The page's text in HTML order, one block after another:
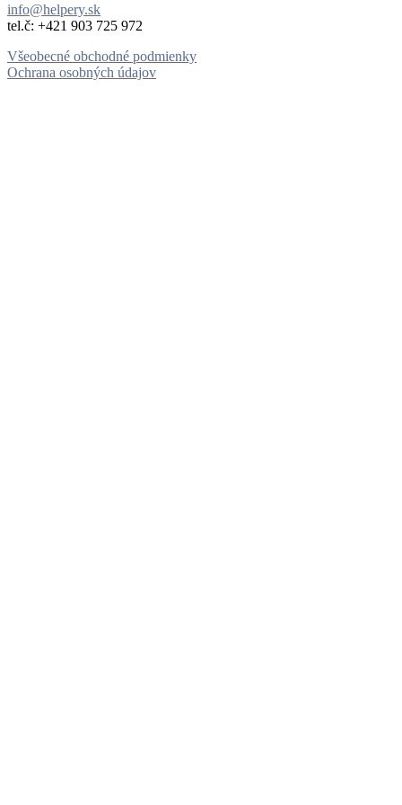
info@helpery.sk
tel.č: ‪+421 903 725 972
Všeobecné obchodné podmienky
Ochrana osobných údajov